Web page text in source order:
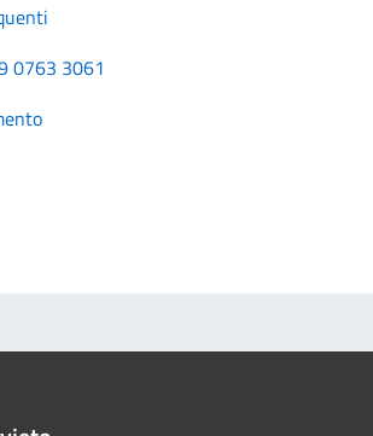
0763 3061